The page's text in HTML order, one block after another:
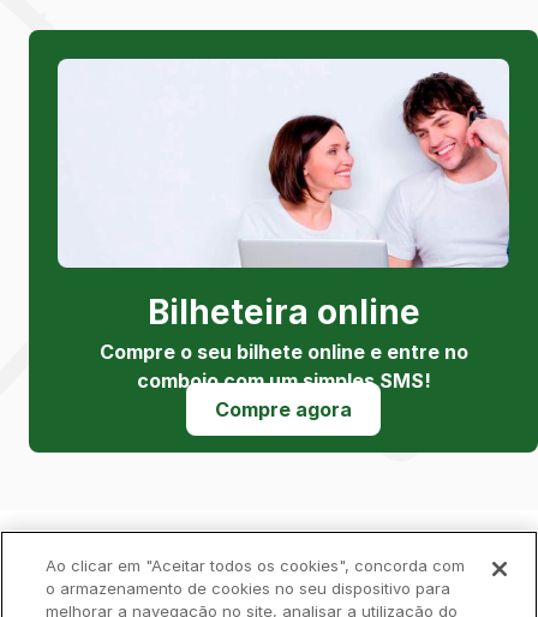
Bilheteira online
Compre o seu bilhete online e entre no
comboio com um simples SMS!
Compre agora
Política de Privacidade Livro de Reclamações
Ao clicar em "Aceitar todos os cookies", concorda com
o armazenamento de cookies no seu dispositivo para
melhorar a navegação no site, analisar a utilização do